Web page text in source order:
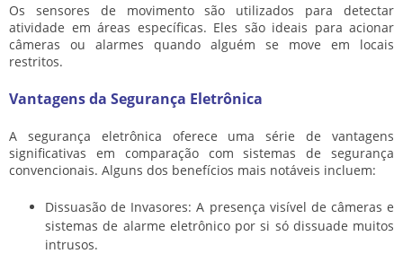
Os sensores de movimento são utilizados para detectar
atividade em áreas específicas. Eles são ideais para acionar
câmeras ou alarmes quando alguém se move em locais
restritos.
Vantagens da Segurança Eletrônica
A segurança eletrônica oferece uma série de vantagens
significativas em comparação com sistemas de segurança
convencionais. Alguns dos benefícios mais notáveis incluem:
Dissuasão de Invasores: A presença visível de câmeras e
sistemas de alarme eletrônico por si só dissuade muitos
intrusos.